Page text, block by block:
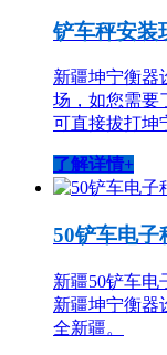
铲车秤安装
新疆坤宁衡器
场，如您需要
可直接拔打坤
了解详情+
50铲车电子
新疆50铲车电
新疆坤宁衡器
全新疆。